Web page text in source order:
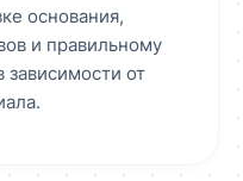
основания,
и правильному
зависимости от